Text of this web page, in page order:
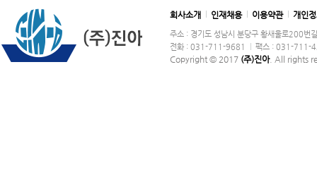
회사소개 인재채용 이용약관 개인
주소 : 경기도 성남시 분당구 황새울로200
전화 : 031-711-9681
팩스 : 031-711-
Copyright © 2017 (주)진아. All rights